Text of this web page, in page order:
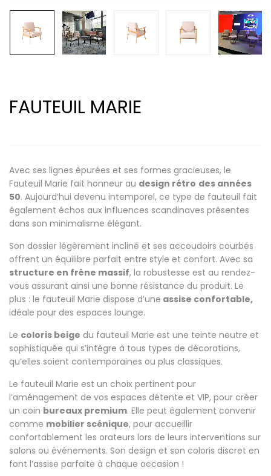
FAUTEUIL MARIE
Avec ses lignes épurées et ses formes gracieuses, le
Fauteuil Marie fait honneur au design rétro des années
50. Aujourd’hui devenu intemporel, ce type de fauteuil fait
également échos aux influences scandinaves présentes
dans son minimalisme élégant.
Son dossier légèrement incliné et ses accoudoirs courbés
offrent un équilibre parfait entre style et confort. Avec sa
structure en frêne massif, la robustesse est au rendez-
vous assurant ainsi une bonne résistance du produit. Le
plus : le fauteuil Marie dispose d’une assise confortable,
idéale pour des espaces lounge.
Le coloris beige du fauteuil Marie est une teinte neutre et
sophistiquée qui s’intègre à tous types de décorations,
qu’elles soient contemporaines ou plus classiques.
Le fauteuil Marie est un choix pertinent pour
l’aménagement de vos espaces détente et VIP, pour créer
un coin bureaux premium. Elle peut également convenir
comme mobilier scénique, pour accueillir
confortablement les orateurs lors de leurs interventions sur
salons ou événements. Son design et son coloris discret en
font l’assise parfaite à chaque occasion !